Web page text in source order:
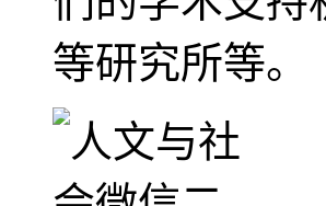
等研究所等。